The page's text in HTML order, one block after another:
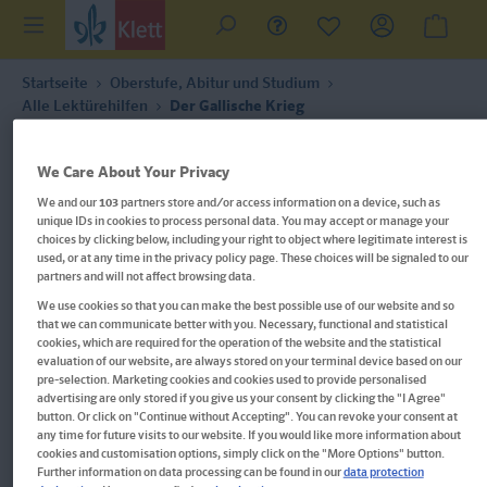
Startseite
Oberstufe, Abitur und Studium
Alle Lektürehilfen
Der Gallische Krieg
Im Buch blättern
We Care About Your Privacy
We and our103partners store and/or access information on a device, such as
unique IDs in cookies to process personal data. You may accept or manage your
choices by clicking below, including your right to object where legitimate interest is
used, or at any time in the privacy policy page. These choices will be signaled to our
partners and will not affect browsing data.
We use cookies so that you can make the best possible use of our website and so
that we can communicate better with you. Necessary, functional and statistical
cookies, which are required for the operation of the website and the statistical
evaluation of our website, are always stored on your terminal device based on our
pre-selection. Marketing cookies and cookies used to provide personalised
advertising are only stored if you give us your consent by clicking the "I Agree"
button. Or click on "Continue without Accepting". You can revoke your consent at
any time for future visits to our website. If you would like more information about
cookies and customisation options, simply click on the "More Options" button.
Further information on data processing can be found in ourdata protection